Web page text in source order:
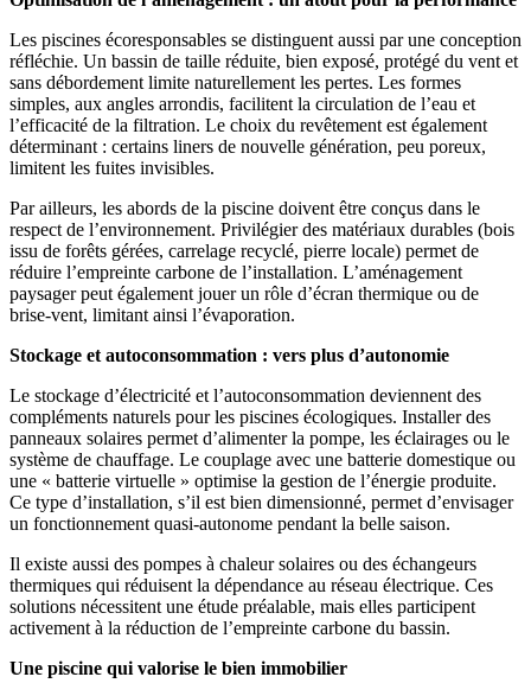
Les piscines écoresponsables se distinguent aussi par une conception
réfléchie. Un bassin de taille réduite, bien exposé, protégé du vent et
sans débordement limite naturellement les pertes. Les formes
simples, aux angles arrondis, facilitent la circulation de l’eau et
l’efficacité de la filtration. Le choix du revêtement est également
déterminant : certains liners de nouvelle génération, peu poreux,
limitent les fuites invisibles.
Par ailleurs, les abords de la piscine doivent être conçus dans le
respect de l’environnement. Privilégier des matériaux durables (bois
issu de forêts gérées, carrelage recyclé, pierre locale) permet de
réduire l’empreinte carbone de l’installation. L’aménagement
paysager peut également jouer un rôle d’écran thermique ou de
brise-vent, limitant ainsi l’évaporation.
Stockage et autoconsommation : vers plus d’autonomie
Le stockage d’électricité et l’autoconsommation deviennent des
compléments naturels pour les piscines écologiques. Installer des
panneaux solaires permet d’alimenter la pompe, les éclairages ou le
système de chauffage. Le couplage avec une batterie domestique ou
une « batterie virtuelle » optimise la gestion de l’énergie produite.
Ce type d’installation, s’il est bien dimensionné, permet d’envisager
un fonctionnement quasi-autonome pendant la belle saison.
Il existe aussi des pompes à chaleur solaires ou des échangeurs
thermiques qui réduisent la dépendance au réseau électrique. Ces
solutions nécessitent une étude préalable, mais elles participent
activement à la réduction de l’empreinte carbone du bassin.
Une piscine qui valorise le bien immobilier